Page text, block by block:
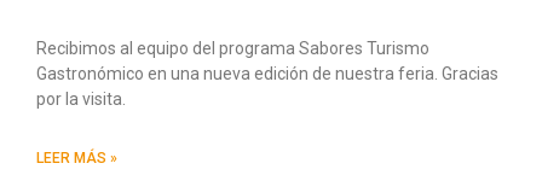
Recibimos al equipo del programa Sabores Turismo
Gastronómico en una nueva edición de nuestra feria. Gracias
por la visita.
LEER MÁS »